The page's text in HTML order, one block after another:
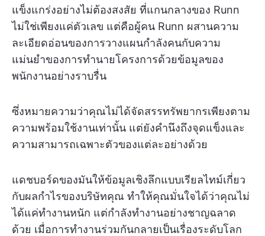
แข็งแกร่งอย่างไม่ต้องสงสัย ที่แกนกลางของ Runn
ไม่ใช่เพียงแค่ตัวเลข แต่คือผู้คน Runn ผสานความ
ละเอียดอ่อนของการวางแผนกำลังคนกับความ
แม่นยำของการทำนายโครงการด้วยข้อมูลของ
พนักงานอย่างราบรื่น
ซึ่งหมายความว่าคุณไม่ได้จัดสรรทรัพยากรเพียงตาม
ความพร้อมใช้งานเท่านั้น แต่ยังคำนึงถึงจุดแข็งและ
ความสามารถเฉพาะตัวของแต่ละอย่างด้วย
แดชบอร์ดของมันให้ข้อมูลเชิงลึกแบบเรียลไทม์เกี่ยว
กับผลกำไรของบริษัทคุณ ทำให้คุณมั่นใจได้ว่าคุณไม่
ได้แค่ทำงานหนัก แต่กำลังทำงานอย่างชาญฉลาด
ด้วย เมื่อการทำงานร่วมกันกลายเป็นเรื่องระดับโลก